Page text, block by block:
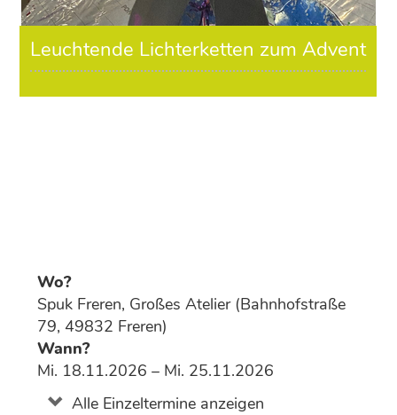
Leuchtende Lichterketten zum Advent
Wo?
Spuk Freren, Großes Atelier (Bahnhofstraße
79, 49832 Freren)
Wann?
Mi. 18.11.2026 – Mi. 25.11.2026
Alle Einzeltermine anzeigen